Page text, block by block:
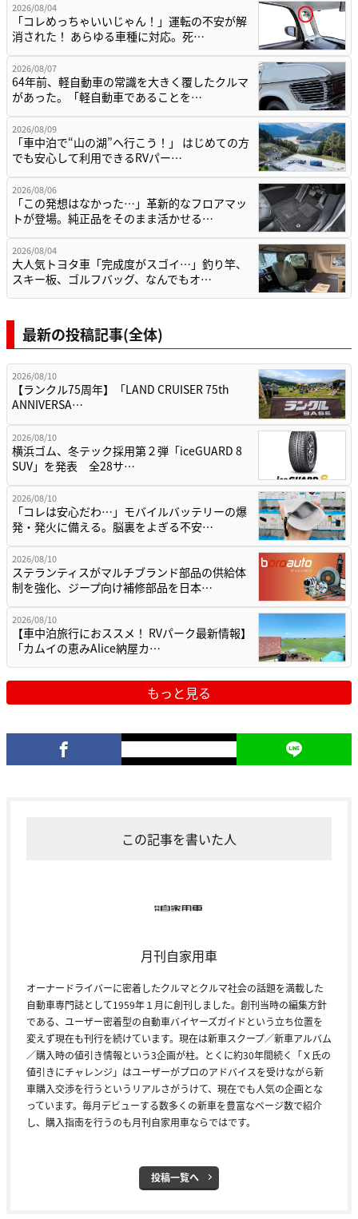
2026/08/04
「コレめっちゃいいじゃん！」運転の不安が解
消された！ あらゆる車種に対応。死…
2026/08/07
64年前、軽自動車の常識を大きく覆したクルマ
があった。「軽自動車であることを…
2026/08/09
「車中泊で“山の湖”へ行こう！」 はじめての方
でも安心して利用できるRVパー…
2026/08/06
「この発想はなかった…」革新的なフロアマッ
トが登場。純正品をそのまま活かせる…
2026/08/04
大人気トヨタ車「完成度がスゴイ…」釣り竿、
スキー板、ゴルフバッグ、なんでもオ…
最新の投稿記事(全体)
2026/08/10
【ランクル75周年】「LAND CRUISER 75th
ANNIVERSA…
2026/08/10
横浜ゴム、冬テック採用第２弾「iceGUARD 8
SUV」を発表 全28サ…
2026/08/10
「コレは安心だわ…」モバイルバッテリーの爆
発・発火に備える。脳裏をよぎる不安…
2026/08/10
ステランティスがマルチブランド部品の供給体
制を強化、ジープ向け補修部品を日本…
2026/08/10
【車中泊旅行におススメ！ RVパーク最新情報】
「カムイの恵みAlice納屋カ…
もっと見る
この記事を書いた人
月刊自家用車
オーナードライバーに密着したクルマとクルマ社会の話題を満載した
自動車専門誌として1959年１月に創刊しました。創刊当時の編集方針
である、ユーザー密着型の自動車バイヤーズガイドという立ち位置を
変えず現在も刊行を続けています。現在は新車スクープ／新車アルバム
／購入時の値引き情報という3企画が柱。とくに約30年間続く「Ｘ氏の
値引きにチャレンジ」はユーザーがプロのアドバイスを受けながら新
車購入交渉を行うというリアルさがうけて、現在でも人気の企画とな
っています。毎月デビューする数多くの新車を豊富なページ数で紹介
し、購入指南を行うのも月刊自家用車ならではです。
投稿一覧へ